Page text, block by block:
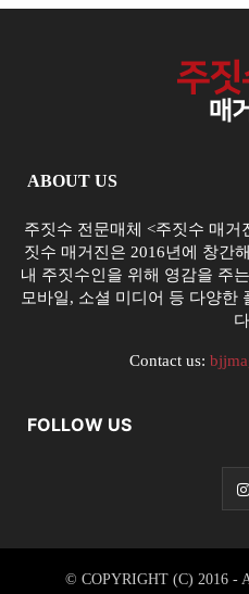
ABOUT US
주짓수 전문매체 <주짓수 매
짓수 매거진은 2016년에 창간
내 주짓수인을 위해 영감을 주
모바일, 소셜 미디어 등 다양한
Contact us:
FOLLOW US
© COPYRIGHT (C) 2016 -